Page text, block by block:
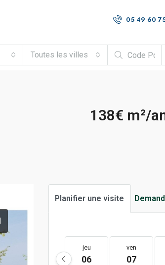
05 49 60
Toutes les villes
138€ m²/
Planifier une visite
jeu
06
ven
07